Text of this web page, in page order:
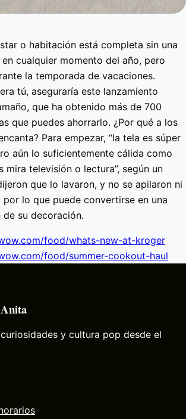
o habitación está completa sin una
cualquier momento del año, pero
la temporada de vacaciones.
tú, aseguraría este lanzamiento
que ha obtenido más de 700
que puedes ahorrarlo. ¿Por qué a los
Para empezar, “la tela es súper
aún lo suficientemente cálida como
mira televisión o lectura”, según un
que lo lavaron, y no se apilaron ni
por lo que puede convertirse en una
su decoración.
food/whats-new-at-kroger
food/summer-cookout-haul
y cultura pop desde el